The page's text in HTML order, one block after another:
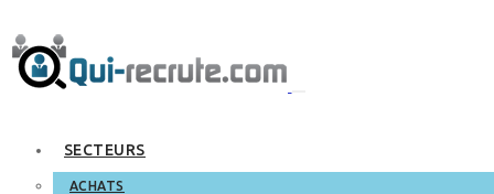
SECTEURS
ACHATS